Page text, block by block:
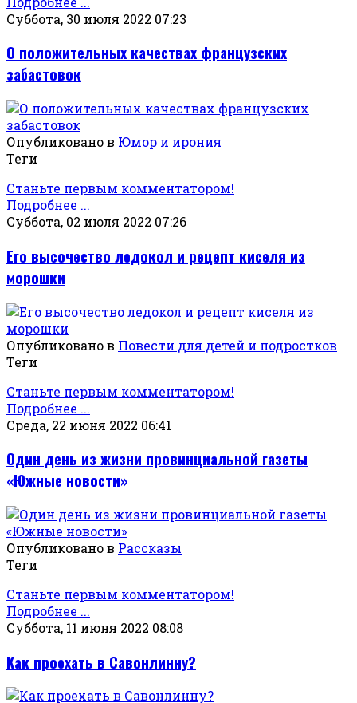
Суббота, 30 июля 2022 07:23
О положительных качествах французских
забастовок
Опубликовано в Юмор и ирония
Теги
Станьте первым комментатором!
Подробнее ...
Суббота, 02 июля 2022 07:26
Его высочество ледокол и рецепт киселя из
морошки
Опубликовано в Повести для детей и подростков
Теги
Станьте первым комментатором!
Подробнее ...
Среда, 22 июня 2022 06:41
Один день из жизни провинциальной газеты
«Южные новости»
Опубликовано в Рассказы
Теги
Станьте первым комментатором!
Подробнее ...
Суббота, 11 июня 2022 08:08
Как проехать в Савонлинну?